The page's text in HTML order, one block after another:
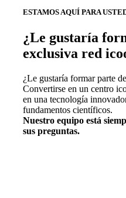
ESTAMOS AQUÍ PARA
¿Le gustaría
exclusiva red
¿Le gustaría formar parte
Convertirse en un centro
en una tecnología
fundamentos científicos.
Nuestro equipo está
sus preguntas.